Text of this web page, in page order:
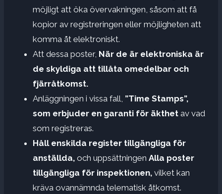
möjligt att öka övervakningen, såsom att få
kopior av registreringen eller möjligheten att
komma åt elektroniskt.
Att dessa poster, När de är elektroniska är
de skyldiga att tillåta omedelbar och
fjärråtkomst.
Anläggningen i vissa fall, ”Time Stamps”,
som erbjuder en garanti för äkthet av vad
som registreras.
Håll enskilda register tillgängliga för
anställda, och uppsättningen Alla poster
tillgängliga för inspektionen, vilket kan
kräva ovannämnda telematisk åtkomst.